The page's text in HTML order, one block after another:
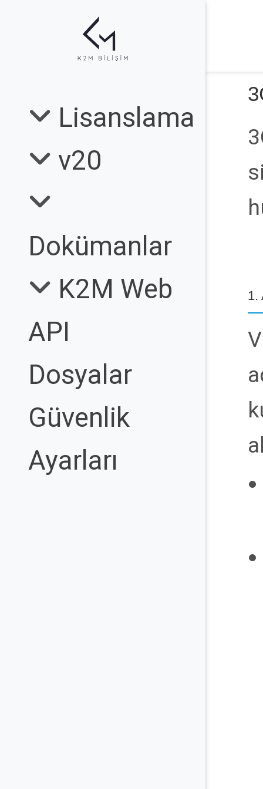
Lisanslama
v20
Dokümanlar
K2M Web
API
Dosyalar
Güvenlik
Ayarları
1.